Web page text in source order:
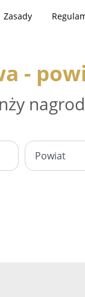
Zasady
-